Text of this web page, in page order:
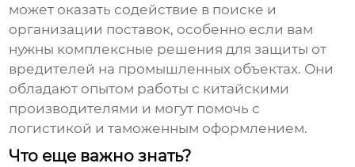
может оказать содействие в поиске и
организации поставок, особенно если вам
нужны комплексные решения для защиты от
вредителей на промышленных объектах. Они
обладают опытом работы с китайскими
производителями и могут помочь с
логистикой и таможенным оформлением.
Что еще важно знать?